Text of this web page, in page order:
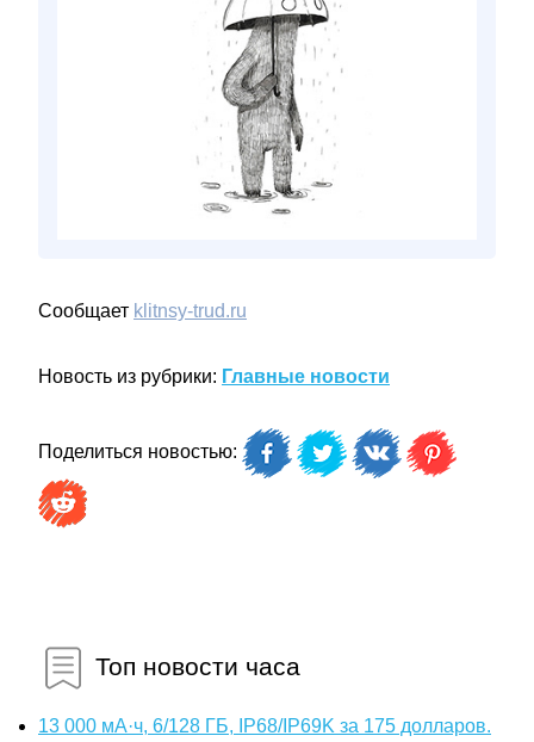
Сообщает klitnsy-trud.ru
Новость из рубрики: Главные новости
Поделиться новостью:
Топ новости часа
13 000 мА·ч, 6/128 ГБ, IP68/IP69K за 175 долларов.